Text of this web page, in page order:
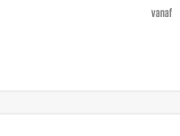
vanaf